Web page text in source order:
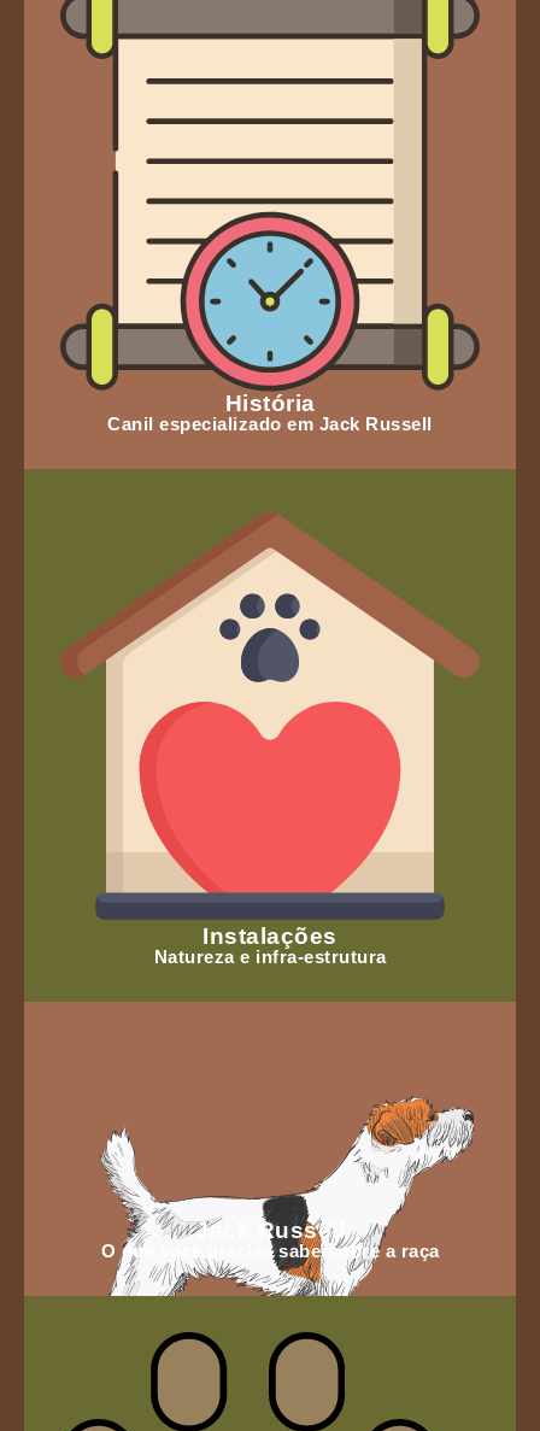
História
Canil especializado em Jack Russell
Instalações
Natureza e infra-estrutura
Jack Russell
O que você precisa sabersobre a raça